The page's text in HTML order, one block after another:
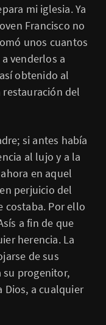
mi iglesia. Ya
Francisco no
unos cuantos
venderlos a
obtenido al
restauración del
si antes había
al lujo y a la
en aquel
perjuicio del
costaba. Por ello
a fin de que
herencia. La
de sus
su progenitor,
Dios, a cualquier